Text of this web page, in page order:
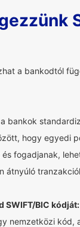
a bankodtól
bankok
hogy egyedi
fogadjanak,
átnyúló
SWIFT/BIC kódját:
nemzetközi kód,